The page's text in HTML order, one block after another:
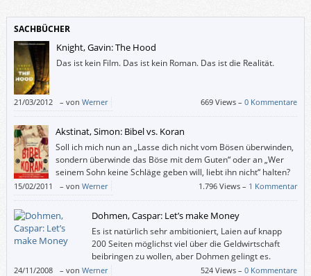
glaubt, dass er zum Streikbrecher wurde, was für ihn und seine Familie
Ächtung bedeutete – und im Jahr 2007 immer noch bedeutet.
SACHBÜCHER
Knight, Gavin: The Hood
Das ist kein Film. Das ist kein Roman. Das ist die Realität.
21/03/2012 – von Werner 669 Views –0 Kommentare
Akstinat, Simon: Bibel vs. Koran
Soll ich mich nun an „Lasse dich nicht vom Bösen überwinden,
sondern überwinde das Böse mit dem Guten“ oder an „Wer
seinem Sohn keine Schläge geben will, liebt ihn nicht“ halten?
15/02/2011 – von Werner 1.796 Views – 1 Kommentar
Dohmen, Caspar: Let’s make Money
Es ist natürlich sehr ambitioniert, Laien auf knapp
200 Seiten möglichst viel über die Geldwirtschaft
beibringen zu wollen, aber Dohmen gelingt es.
24/11/2008 – von Werner 524 Views –0 Kommentare